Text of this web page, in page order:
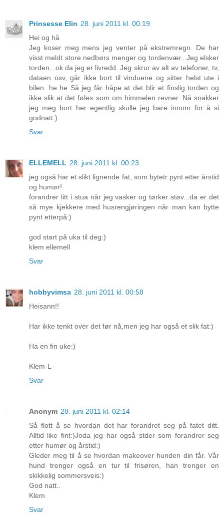
Prinsesse Elin 28. juni 2011 kl. 00:19
Hei og hå
Jeg koser meg mens jeg venter på ekstremregn. De har
visst meldt store nedbørs menger og tordenvær...Jeg elsker
torden...ok da jeg er livredd. Jeg skrur av alt av telefoner, tv,
dataen osv, går ikke bort til vinduene og sitter helst ute i
bilen. he he Så jeg får håpe at det blir et finslig torden og
ikke slik at det føles som om himmelen revner. Nå snakker
jeg meg bort her egentlig skulle jeg bare innom for å si
godnatt:)
Svar
ELLEMELL 28. juni 2011 kl. 00:23
jeg også har et slikt lignende fat, som bytetr pynt etter årstid
og humør!
forandrer litt i stua når jeg vasker og tørker støv...da er det
så mye kjekkere med husrengjøringen når man kan bytte
pynt etterpå:)
god start på uka til deg:)
klem ellemell
Svar
hobbyvimsa 28. juni 2011 kl. 00:58
Heisann!!
Har ikke tenkt over det før nå,men jeg har også et slik fat:)
Ha en fin uke:)
Klem-L-
Svar
Anonym 28. juni 2011 kl. 02:14
Så flott å se hvordan det har forandret seg på fatet ditt.
Alltid like fint:)Joda jeg har også stder som forandrer seg
etter humør og årstid:)
Gleder meg til å se hvordan makeover hunden din får. Vår
hund trenger også en tur til frisøren, han trenger en
skikkelig sommersveis:)
God natt..
Klem
Svar